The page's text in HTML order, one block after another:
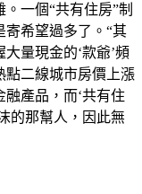
一個“共有住房”制
寄希望過多了。“其
量現金的‘款爺’頻
點二線城市房價上漲
產品，而‘共有住
的那幫人，因此無